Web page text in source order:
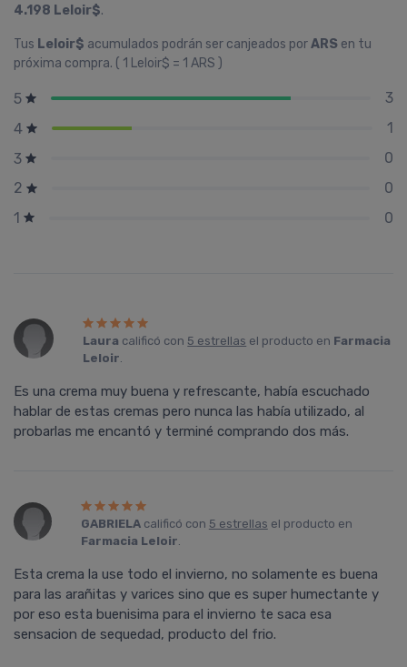
4.198 Leloir$.
Tus Leloir$ acumulados podrán ser canjeados porARS en tu
próxima compra. ( 1 Leloir$ = 1 ARS )
5
3
4
1
3
0
2
0
1
0
Laura calificó con 5 estrellas el producto en Farmacia
Leloir.
Es una crema muy buena y refrescante, había escuchado
hablar de estas cremas pero nunca las había utilizado, al
probarlas me encantó y terminé comprando dos más.
GABRIELAcalificó con 5 estrellas el producto en
Farmacia Leloir.
Esta crema la use todo el invierno, no solamente es buena
para las arañitas y varices sino que es super humectante y
por eso esta buenisima para el invierno te saca esa
sensacion de sequedad, producto del frio.